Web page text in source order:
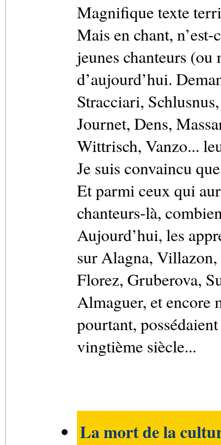
Magnifique texte
Mais en chant,
jeunes chanteurs (ou
d’aujourd’hui.
Stracciari,
Journet, Dens,
Wittrisch, Vanzo...
Je suis convaincu
Et parmi ceux qui
chanteurs-là,
Aujourd’hui, les
sur Alagna, Villazon,
Florez, Gruberova,
Almaguer, et encore
pourtant,
vingtième siècle...
La mort de la